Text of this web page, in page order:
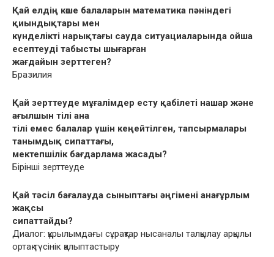
Қай елдің көше балаларын математика пəніндегі
қиындықтары мен
күнделікті нарықтағы сауда ситуациаларында ойша
есептеуді табысты шығарған
жағдайын зерттеген?
Бразилия
Қай зерттеуде мұғалімдер есту қабілеті нашар жəне
ағылшын тілі ана
тілі емес балалар үшін кеңейтілген, тапсырмалары
танымдық сипаттағы,
мектепшілік бағдарлама жасады?
Бірінші зерттеуде
Қай тəсіл бағалауда сыныптағы əңгімені анағұрлым
жақсы
сипаттайды?
Диалог: құрылымдағы сұрақтар нысаналы талқылау арқылы
ортақ түсінік қалыптастыру